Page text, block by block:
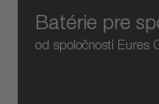
Batérie pre
od spoločnosti Eures